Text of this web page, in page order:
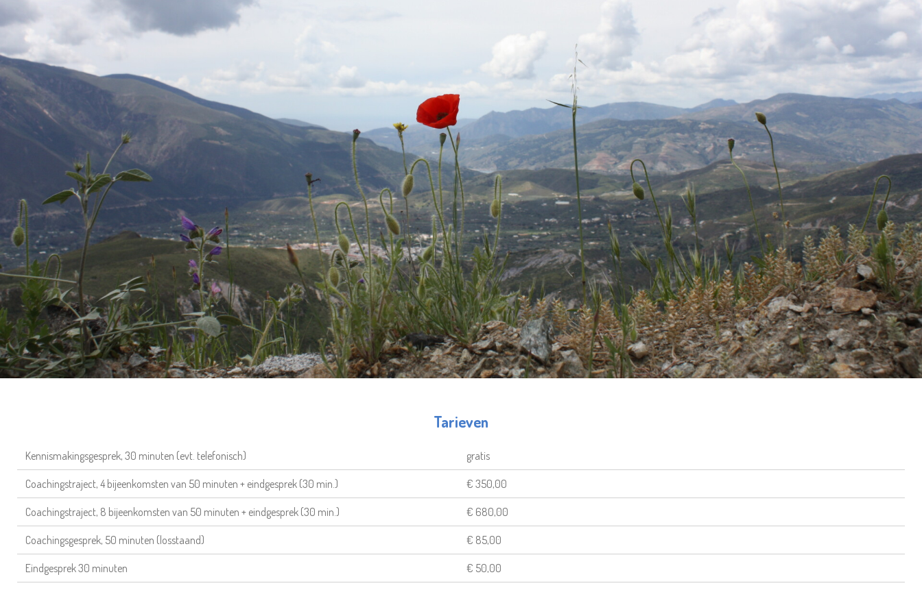
Tarieven
Kennismakingsgesprek, 30 minuten (evt. telefonisch) gratis
Coachingstraject, 4 bijeenkomsten van 50 minuten + eindgesprek (30 min.) € 350,00
Coachingstraject, 8 bijeenkomsten van 50 minuten + eindgesprek (30 min.) € 680,00
Coachingsgesprek, 50 minuten (losstaand) € 85,00
Eindgesprek 30 minuten € 50,00